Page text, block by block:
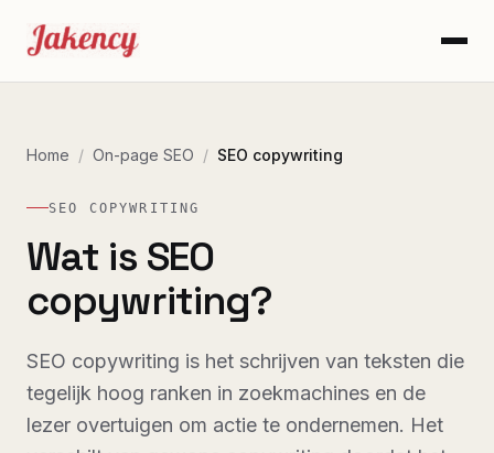
Home / On-page SEO / SEO copywriting
SEO COPYWRITING
Wat is SEO
copywriting?
SEO copywriting is het schrijven van teksten die
tegelijk hoog ranken in zoekmachines en de
lezer overtuigen om actie te ondernemen. Het